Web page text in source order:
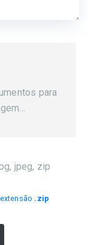
para
jpeg, zip
.zip